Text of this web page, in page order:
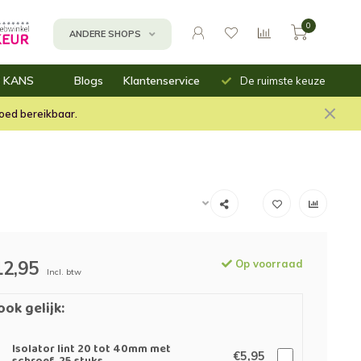
ANDERE SHOPS
0
KANS Blogs Klantenservice
leverbaar
verzending
De ruimste keuze
bereikbaar.
Incl. btw
Op voorraad
gelijk:
Isolator lint 20 tot 40mm met €5,95